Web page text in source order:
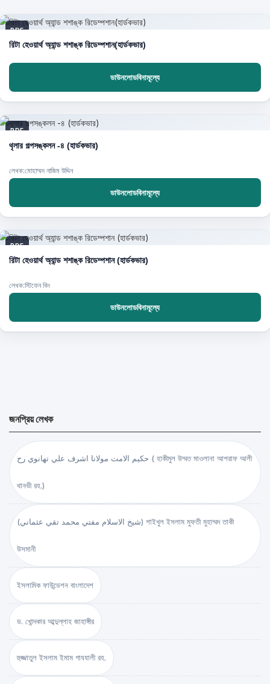
PDF
রিটা হেওয়ার্থ অ্যান্ড শশাঙ্ক রিডেম্পশান(হার্ডকভার)
ডাউনলোডবিনামূল্যে
PDF
থৃলার গল্পসঙ্কলন -৪ (হার্ডকভার)
লেখক:মোহাম্মদ নাজিম উদ্দিন
ডাউনলোডবিনামূল্যে
PDF
রিটা হেওয়ার্থ অ্যান্ড শশাঙ্ক রিডেম্পশান (হার্ডকভার)
লেখক:স্টিফেন কিং
ডাউনলোডবিনামূল্যে
জনপ্রিয় লেখক
حكيم الامت مولانا اشرف علي تهانوي رح ( হাকীমুল উম্মত মাওলানা আশরাফ আলী
থানভী রহ.)
(شيخ الاسلام مفتي محمد تقي عثماني) শাইখুল ইসলাম মুফতী মুহাম্মদ তাকী
উসমানী
ইসলামিক ফাউন্ডেশন বাংলাদেশ
ড. খোন্দকার আব্দুল্লাহ জাহাঙ্গীর
হুজ্জাতুল ইসলাম ইমাম গাযযালী রহ.